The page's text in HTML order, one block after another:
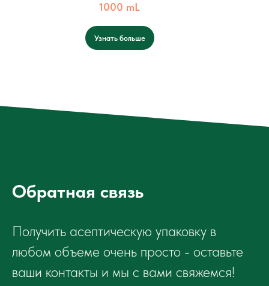
1000 mL
Узнать больше
Обратная связь
Получить асептическую упаковку в
любом объеме очень просто - оставьте
ваши контакты и мы с вами свяжемся!